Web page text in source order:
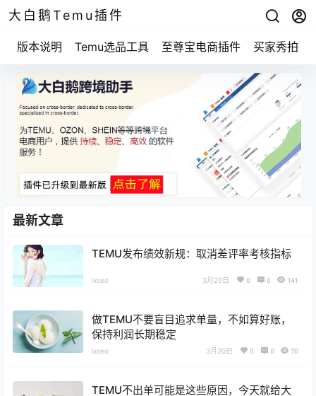
大白鹅Temu插件
版本说明 Temu选品工具 至尊宝电商插件 买家秀拍摄
最新文章
TEMU发布绩效新规：取消差评率考核指标
lxseo 3月20日 0 0 141
做TEMU不要盲目追求单量，不如算好账，
保持利润长期稳定
lxseo 3月20日 0 0 70
TEMU不出单可能是这些原因，今天就给大